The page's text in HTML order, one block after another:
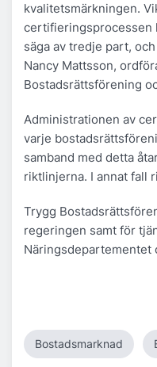
kvalitetsmärkningen.
certifieringsprocessen
säga av tredje part,
Nancy Mattsson,
Bostadsrättsförening
Administrationen av
varje
samband med detta
riktlinjerna. I annat fall
Trygg
regeringen samt för
Näringsdepartementet
Bostadsmarknad